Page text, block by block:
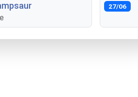
27/06